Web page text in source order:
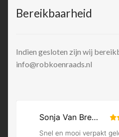
Bereikbaarheid
Indien gesloten zijn wij
info@robkoenraads.nl